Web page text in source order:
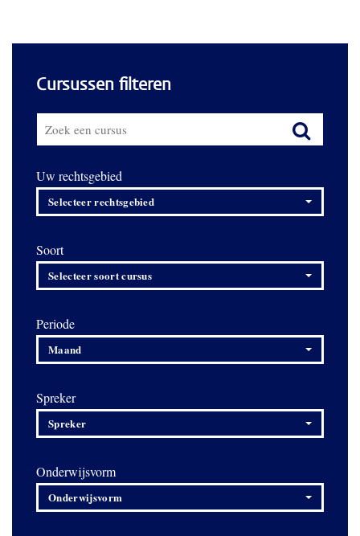
Cursussen filteren
Uw rechtsgebied
Selecteer rechtsgebied
Soort
Selecteer soort cursus
Periode
Maand
Spreker
Spreker
Onderwijsvorm
Onderwijsvorm